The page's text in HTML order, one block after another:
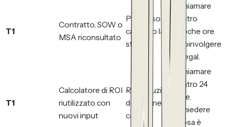
T1
Contratto, SOW o
MSA riconsultato
Processo
cartaceo late-
stage
Chiamare
entro
poche ore.
Coinvolgere
il legal.
T1
Calcolatore di ROI
riutilizzato con
nuovi input
Ricostruzione
del business
case
Chiamare
entro 24
ore.
Chiedere
cosa è